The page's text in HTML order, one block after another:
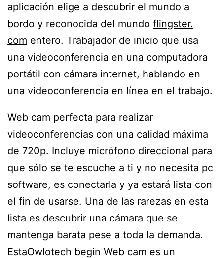
aplicación elige a descubrir el mundo a
bordo y reconocida del mundo flingster.
com entero. Trabajador de inicio que usa
una videoconferencia en una computadora
portátil con cámara internet, hablando en
una videoconferencia en línea en el trabajo.
Web cam perfecta para realizar
videoconferencias con una calidad máxima
de 720p. Incluye micrófono direccional para
que sólo se te escuche a ti y no necesita pc
software, es conectarla y ya estará lista con
el fin de usarse. Una de las rarezas en esta
lista es descubrir una cámara que se
mantenga barata pese a toda la demanda.
EstaOwlotech begin Web cam es un